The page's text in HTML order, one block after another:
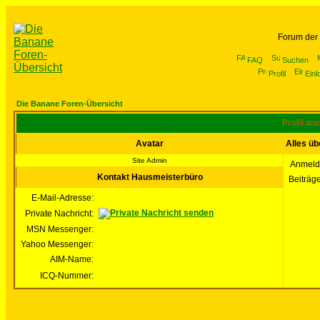
Forum
FAQ
Suchen
Profil
Die Banane Foren-Übersicht
Profil
Avatar Alles
Site Admin
Kontakt Hausmeisterbüro
E-Mail-Adresse:
Private Nachricht:
MSN Messenger:
Yahoo Messenger:
AIM-Name:
ICQ-Nummer: